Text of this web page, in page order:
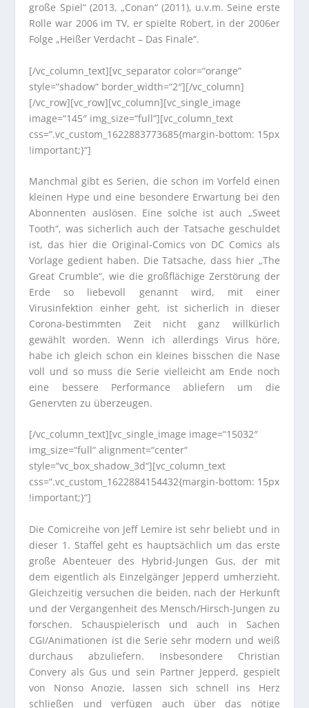
große Spiel“ (2013, „Conan“ (2011), u.v.m. Seine erste
Rolle war 2006 im TV, er spielte Robert, in der 2006er
Folge „Heißer Verdacht – Das Finale“.
[/vc_column_text][vc_separator color=“orange“
style=“shadow“ border_width=“2″][/vc_column]
[/vc_row][vc_row][vc_column][vc_single_image
image=“145″ img_size=“full“][vc_column_text
css=“.vc_custom_1622883773685{margin-bottom: 15px
!important;}“]
Manchmal gibt es Serien, die schon im Vorfeld einen
kleinen Hype und eine besondere Erwartung bei den
Abonnenten auslösen. Eine solche ist auch „Sweet
Tooth“, was sicherlich auch der Tatsache geschuldet
ist, das hier die Original-Comics von DC Comics als
Vorlage gedient haben. Die Tatsache, dass hier „The
Great Crumble“, wie die großflächige Zerstörung der
Erde so liebevoll genannt wird, mit einer
Virusinfektion einher geht, ist sicherlich in dieser
Corona-bestimmten Zeit nicht ganz willkürlich
gewählt worden. Wenn ich allerdings Virus höre,
habe ich gleich schon ein kleines bisschen die Nase
voll und so muss die Serie vielleicht am Ende noch
eine bessere Performance abliefern um die
Genervten zu überzeugen.
[/vc_column_text][vc_single_image image=“15032″
img_size=“full“ alignment=“center“
style=“vc_box_shadow_3d“][vc_column_text
css=“.vc_custom_1622884154432{margin-bottom: 15px
!important;}“]
Die Comicreihe von Jeff Lemire ist sehr beliebt und in
dieser 1. Staffel geht es hauptsächlich um das erste
große Abenteuer des Hybrid-Jungen Gus, der mit
dem eigentlich als Einzelgänger Jepperd umherzieht.
Gleichzeitig versuchen die beiden, nach der Herkunft
und der Vergangenheit des Mensch/Hirsch-Jungen zu
forschen. Schauspielerisch und auch in Sachen
CGI/Animationen ist die Serie sehr modern und weiß
durchaus abzuliefern. Insbesondere Christian
Convery als Gus und sein Partner Jepperd, gespielt
von Nonso Anozie, lassen sich schnell ins Herz
schließen und verfügen auch über das nötige